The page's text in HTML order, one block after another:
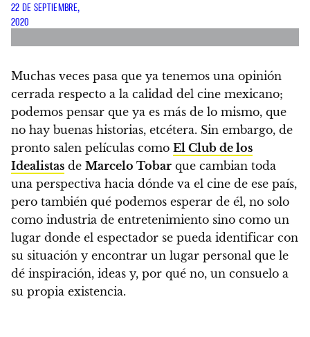
22 DE SEPTIEMBRE,
2020
Muchas veces pasa que ya tenemos una opinión
cerrada respecto a la calidad del cine mexicano;
podemos pensar que ya es más de lo mismo, que
no hay buenas historias, etcétera. Sin embargo, de
pronto salen películas como El Club de los
Idealistas de Marcelo Tobar que cambian toda
una perspectiva hacia dónde va el cine de ese país,
pero también qué podemos esperar de él, no solo
como industria de entretenimiento sino como un
lugar donde el espectador se pueda identificar con
su situación y encontrar un lugar personal que le
dé inspiración, ideas y, por qué no, un consuelo a
su propia existencia.